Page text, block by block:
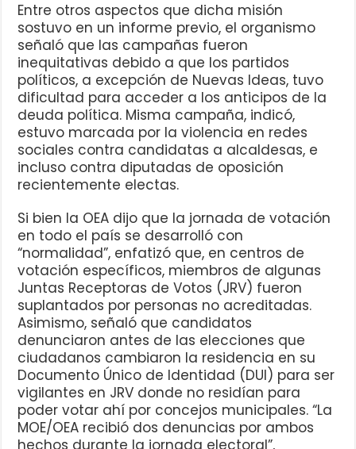
Entre otros aspectos que dicha misión
sostuvo en un informe previo, el organismo
señaló que las campañas fueron
inequitativas debido a que los partidos
políticos, a excepción de Nuevas Ideas, tuvo
dificultad para acceder a los anticipos de la
deuda política. Misma campaña, indicó,
estuvo marcada por la violencia en redes
sociales contra candidatas a alcaldesas, e
incluso contra diputadas de oposición
recientemente electas.
Si bien la OEA dijo que la jornada de votación
en todo el país se desarrolló con
“normalidad”, enfatizó que, en centros de
votación específicos, miembros de algunas
Juntas Receptoras de Votos (JRV) fueron
suplantados por personas no acreditadas.
Asimismo, señaló que candidatos
denunciaron antes de las elecciones que
ciudadanos cambiaron la residencia en su
Documento Único de Identidad (DUI) para ser
vigilantes en JRV donde no residían para
poder votar ahí por concejos municipales. “La
MOE/OEA recibió dos denuncias por ambos